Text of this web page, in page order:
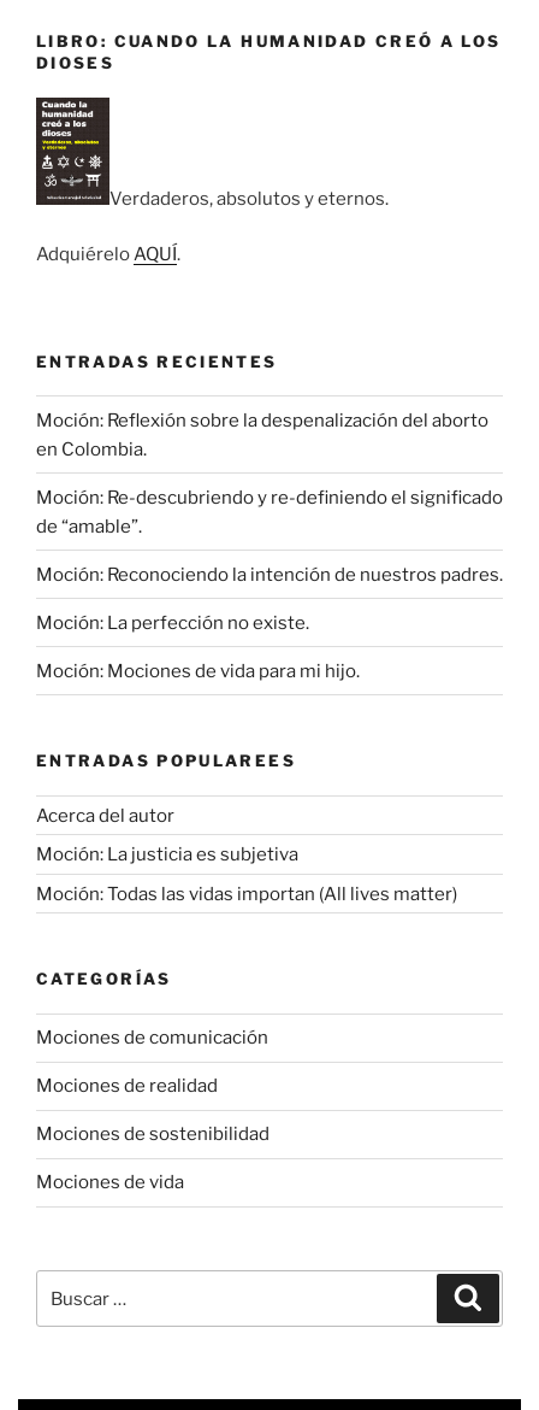
LIBRO: CUANDO LA HUMANIDAD CREÓ A LOS
DIOSES
Verdaderos, absolutos y eternos.
AdquiéreloAQUÍ .
ENTRADAS RECIENTES
Moción: Reflexión sobre la despenalización del aborto
en Colombia.
Moción: Re-descubriendo y re-definiendo el significado
de “amable”.
Moción: Reconociendo la intención de nuestros padres.
Moción: La perfección no existe.
Moción: Mociones de vida para mi hijo.
ENTRADAS POPULAREES
Acerca del autor
Moción: La justicia es subjetiva
Moción: Todas las vidas importan (All lives matter)
CATEGORÍAS
Mociones de comunicación
Mociones de realidad
Mociones de sostenibilidad
Mociones de vida
por: